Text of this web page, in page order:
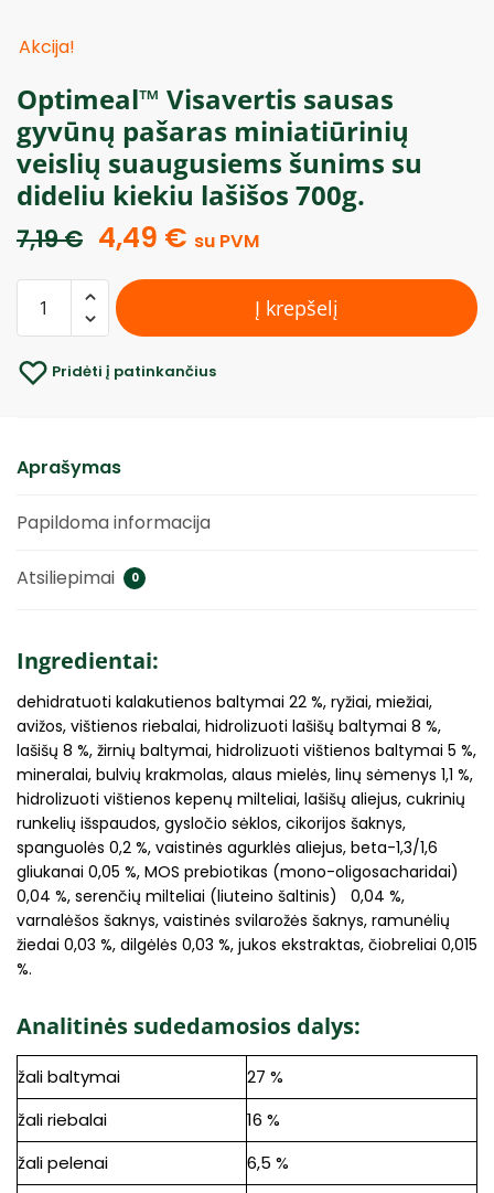
Akcija!
Optimeal™ Visavertis sausas
gyvūnų pašaras miniatiūrinių
veislių suaugusiems šunims su
dideliu kiekiu lašišos 700g.
7,19€ 4,49 € su PVM
Į krepšelį
Pridėti į patinkančius
Aprašymas
Papildoma informacija
Atsiliepimai 0
Ingredientai:
dehidratuoti kalakutienos baltymai 22 %, ryžiai, miežiai,
avižos, vištienos riebalai, hidrolizuoti lašišų baltymai 8 %,
lašišų 8 %, žirnių baltymai, hidrolizuoti vištienos baltymai 5 %,
mineralai, bulvių krakmolas, alaus mielės, linų sėmenys 1,1 %,
hidrolizuoti vištienos kepenų milteliai, lašišų aliejus, cukrinių
runkelių išspaudos, gysločio sėklos, cikorijos šaknys,
spanguolės 0,2 %, vaistinės agurklės aliejus, beta-1,3/1,6
gliukanai 0,05 %, MOS prebiotikas (mono-oligosacharidai)
0,04 %, serenčių milteliai (liuteino šaltinis) 0,04 %,
varnalėšos šaknys, vaistinės svilarožės šaknys, ramunėlių
žiedai 0,03 %, dilgėlės 0,03 %, jukos ekstraktas, čiobreliai 0,015
%.
Analitinės sudedamosios dalys:
žali baltymai
27 %
žali riebalai
16 %
žali pelenai
6,5 %